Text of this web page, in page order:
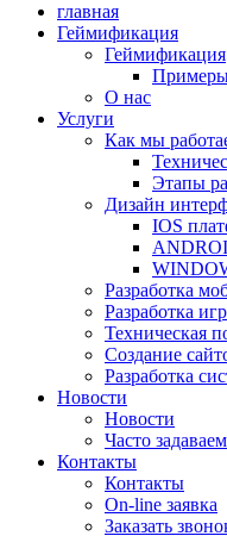
главная
Геймификация
Геймификация
О нас
Услуги
Как мы
Этапы
Дизайн
IOS
Разработка
Разработка
Техническая
Создание
Разработка
Новости
Новости
Часто
Контакты
Контакты
On-line заявка
Заказать